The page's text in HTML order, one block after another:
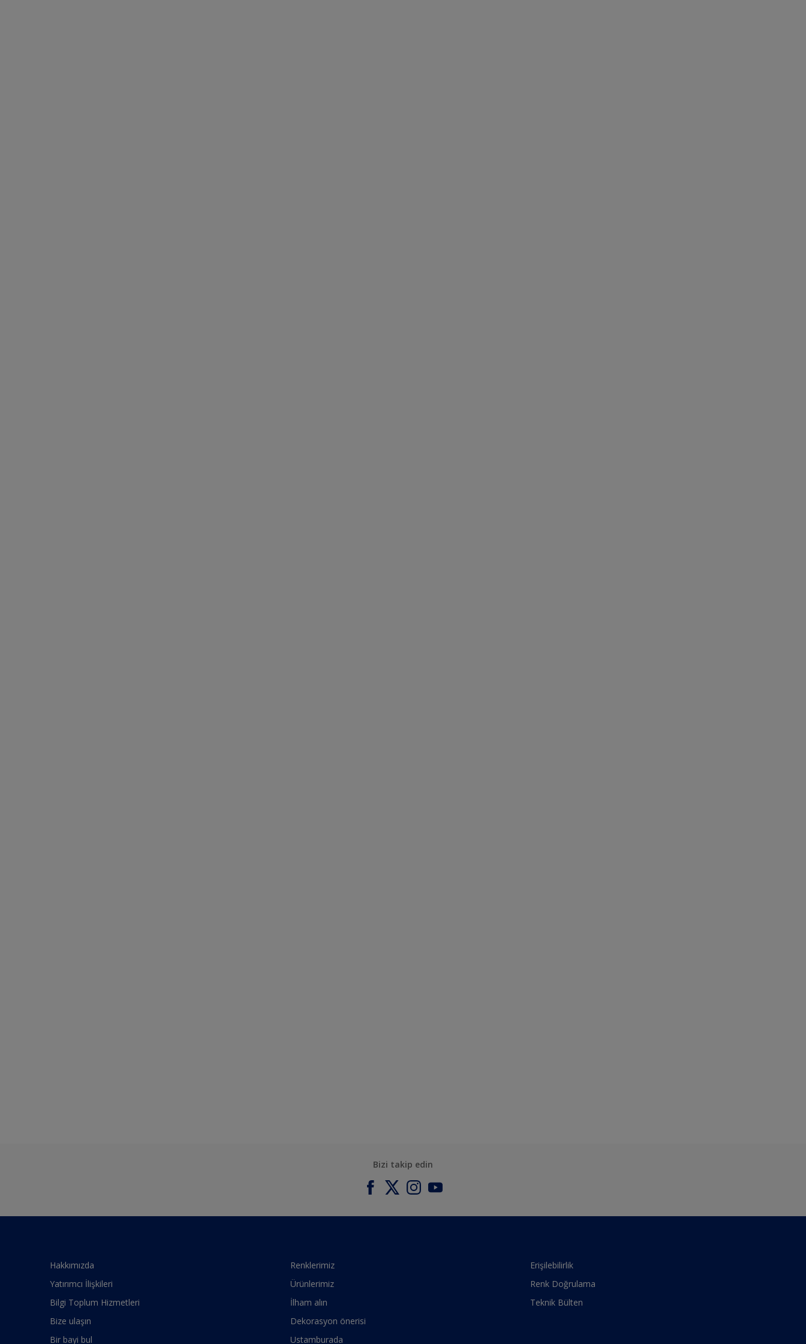
Bizi takip edin
Hakkımızda
Yatırımcı İlişkileri
Bilgi Toplum Hizmetleri
Bize ulaşın
Bir bayi bul
Renklerimiz
Ürünlerimiz
İlham alın
Dekorasyon önerisi
Ustamburada
Erişilebilirlik
Renk Doğrulama
Teknik Bülten